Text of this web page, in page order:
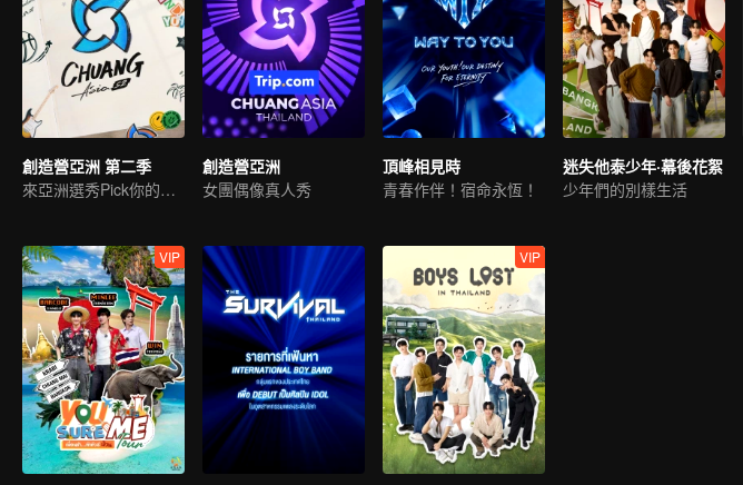
創造營亞洲 第二季
來亞洲選秀Pick你的偶像
創造營亞洲
女團偶像真人秀
頂峰相見時
青春作伴！宿命永恆！
迷失他泰少年·幕後花絮
少年們的別樣生活
VIP VIP